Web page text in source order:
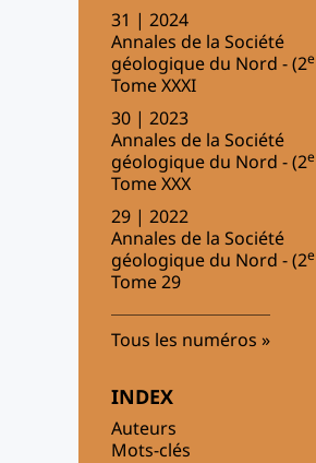
31 | 2024
Annales de la Société
géologique du Nord - (2e
Tome XXXI
30 | 2023
Annales de la Société
géologique du Nord - (2e
Tome XXX
29 | 2022
Annales de la Société
géologique du Nord - (2e
Tome 29
Tous les numéros
INDEX
Auteurs
Mots-clés